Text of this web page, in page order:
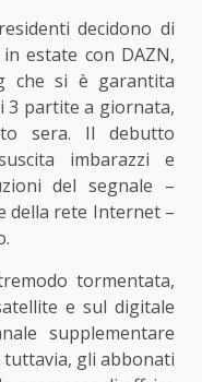
decidono di
estate con DAZN,
che si è garantita
3 partite a giornata,
sera. Il debutto
imbarazzi e
del segnale –
della rete Internet –
tormentata,
e sul digitale
supplementare
tuttavia, gli abbonati